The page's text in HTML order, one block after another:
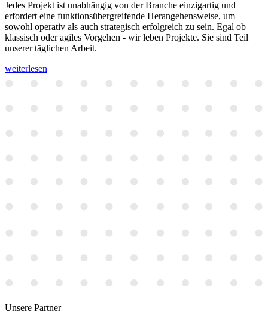
Jedes Projekt ist unabhängig von der Branche einzigartig und
erfordert eine funktionsübergreifende Herangehensweise, um
sowohl operativ als auch strategisch erfolgreich zu sein. Egal ob
klassisch oder agiles Vorgehen - wir leben Projekte. Sie sind Teil
unserer täglichen Arbeit.
weiterlesen
Unsere Partner